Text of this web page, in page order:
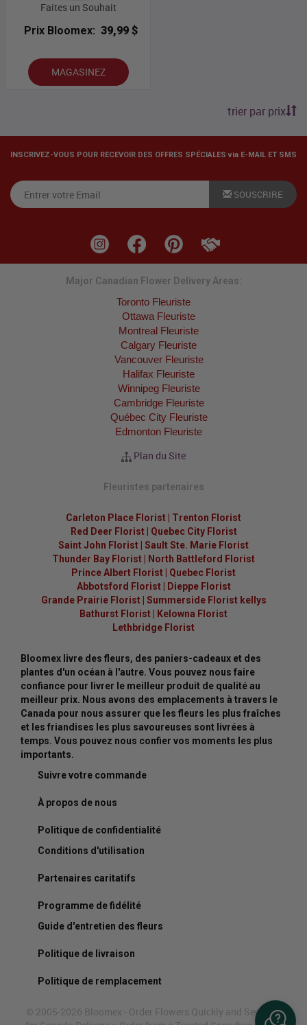
Faites un Souhait
Prix Bloomex: 39,99 $
MAGASINEZ
trier par prix
INSCRIVEZ-VOUS POUR RECEVOIR DES OFFRES SPÉCIALES via E-MAIL ET SMS
SOUSCRIRE
Major Canadian Flower Delivery Areas:
Toronto Fleuriste
Ottawa Fleuriste
Montreal Fleuriste
Calgary Fleuriste
Vancouver Fleuriste
Halifax Fleuriste
Winnipeg Fleuriste
Cambridge Fleuriste
Québec City Fleuriste
Edmonton Fleuriste
Plan du Site
Fleuristes partenaires
Carleton Place Florist
Trenton Florist
Red Deer Florist| Quebec City Florist
Saint John Florist Sault Ste. Marie Florist
Thunder Bay Florist
North Battleford Florist
Prince Albert Florist
Quebec Florist
Abbotsford Florist|
Dieppe Florist
Grande Prairie Florist| Summerside Florist kellys
Bathurst Florist
Kelowna Florist
Lethbridge Florist
Bloomex livre des fleurs, des paniers-cadeaux et des
plantes d'un océan à l'autre. Vous pouvez nous faire
confiance pour livrer le meilleur produit de qualité au
meilleur prix. Nous avons des emplacements à travers le
Canada pour nous assurer que les fleurs les plus fraîches
et les friandises les plus savoureuses sont livrées à
temps. Vous pouvez nous confier vos moments les plus
importants.
Suivre votre commande
À propos de nous
Politique de confidentialité
Conditions d'utilisation
Partenaires caritatifs
Programme de fidélité
Guide d'entretien des fleurs
Politique de livraison
Politique de remplacement
© 2005-2026 Bloomex - Order Flowers Quickly and Securely